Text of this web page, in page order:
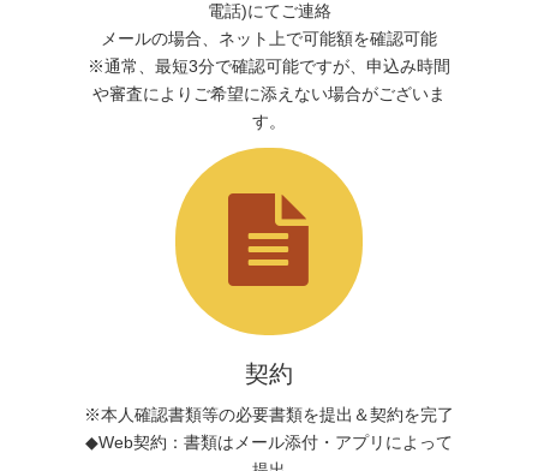
電話)にてご連絡
メールの場合、ネット上で可能額を確認可能
※通常、最短3分で確認可能ですが、申込み時間
や審査によりご希望に添えない場合がございま
す。
契約
※本人確認書類等の必要書類を提出＆契約を完了
◆Web契約：書類はメール添付・アプリによって